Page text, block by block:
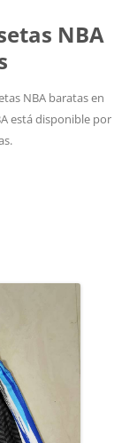
NBA
NBA baratas en
está disponible por